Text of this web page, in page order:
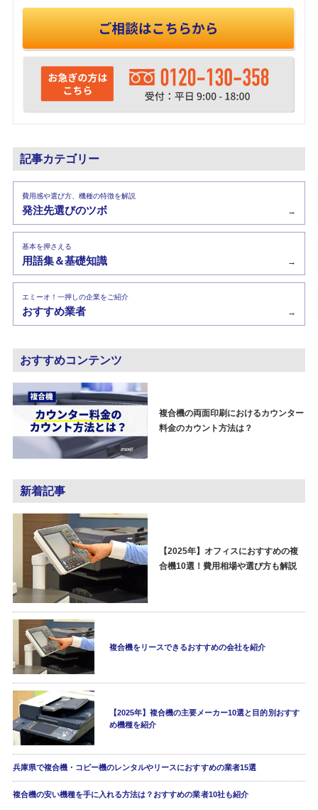
記事カテゴリー
費用感や選び方、機種の特徴を解説
発注先選びのツボ →
基本を押さえる
用語集＆基礎知識 →
エミーオ！一押しの企業をご紹介
おすすめ業者 →
おすすめコンテンツ
複合機の両面印刷におけるカウンター
料金のカウント方法は？
新着記事
【2025年】オフィスにおすすめの複
合機10選！費用相場や選び方も解説
複合機をリースできるおすすめの会社を紹介
【2025年】複合機の主要メーカー10選と目的別おすす
め機種を紹介
兵庫県で複合機・コピー機のレンタルやリースにおすすめの業者15選
複合機の安い機種を手に入れる方法は？おすすめの業者10社も紹介